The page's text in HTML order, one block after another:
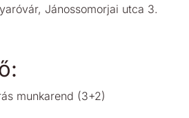
Jánossomorjai utca 3.
munkarend (3+2)